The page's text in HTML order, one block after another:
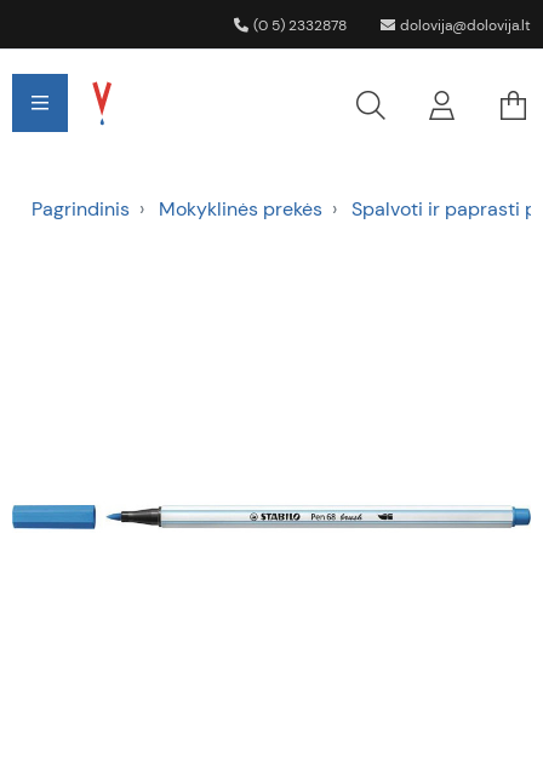
(0 5) 2332878 dolovija@dolovija.lt
Pagrindinis Mokyklinės prekės Spalvoti ir paprasti